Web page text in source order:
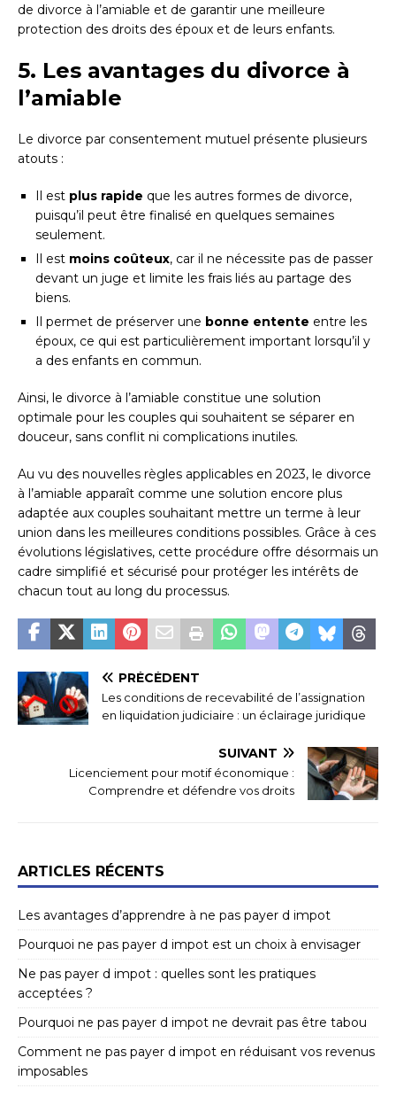
de divorce à l’amiable et de garantir une meilleure
protection des droits des époux et de leurs enfants.
5. Les avantages du divorce à
l’amiable
Le divorce par consentement mutuel présente plusieurs
atouts :
Il est plus rapide que les autres formes de divorce,
puisqu’il peut être finalisé en quelques semaines
seulement.
Il est moins coûteux, car il ne nécessite pas de passer
devant un juge et limite les frais liés au partage des
biens.
Il permet de préserver une bonne entente entre les
époux, ce qui est particulièrement important lorsqu’il y
a des enfants en commun.
Ainsi, le divorce à l’amiable constitue une solution
optimale pour les couples qui souhaitent se séparer en
douceur, sans conflit ni complications inutiles.
Au vu des nouvelles règles applicables en 2023, le divorce
à l’amiable apparaît comme une solution encore plus
adaptée aux couples souhaitant mettre un terme à leur
union dans les meilleures conditions possibles. Grâce à ces
évolutions législatives, cette procédure offre désormais un
cadre simplifié et sécurisé pour protéger les intérêts de
chacun tout au long du processus.
PRÉCÉDENT
Les conditions de recevabilité de l’assignation
en liquidation judiciaire : un éclairage juridique
SUIVANT
Licenciement pour motif économique :
Comprendre et défendre vos droits
ARTICLES RÉCENTS
Les avantages d’apprendre à ne pas payer d impot
Pourquoi ne pas payer d impot est un choix à envisager
Ne pas payer d impot : quelles sont les pratiques
acceptées ?
Pourquoi ne pas payer d impot ne devrait pas être tabou
Comment ne pas payer d impot en réduisant vos revenus
imposables